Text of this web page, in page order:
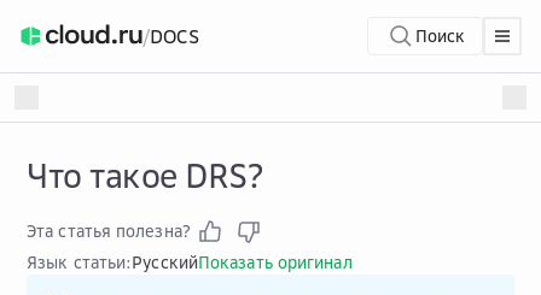
/DOCS Поиск
Что такое DRS?
Эта статья полезна?
Язык статьи:РусскийПоказать оригинал